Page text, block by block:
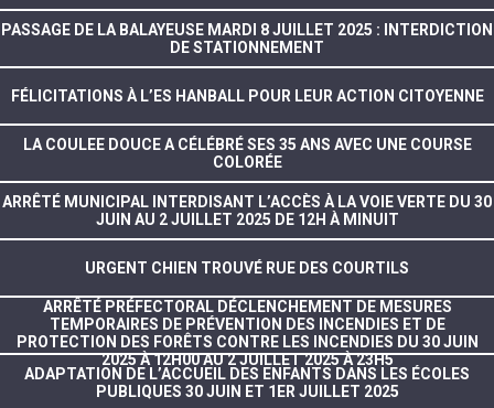
PASSAGE DE LA BALAYEUSE MARDI 8 JUILLET 2025 : INTERDICTION
DE STATIONNEMENT
FÉLICITATIONS À L’ES HANBALL POUR LEUR ACTION CITOYENNE
LA COULEE DOUCE A CÉLÉBRÉ SES 35 ANS AVEC UNE COURSE
COLORÉE
ARRÊTÉ MUNICIPAL INTERDISANT L’ACCÈS À LA VOIE VERTE DU 30
JUIN AU 2 JUILLET 2025 DE 12H À MINUIT
URGENT CHIEN TROUVÉ RUE DES COURTILS
ARRÊTÉ PRÉFECTORAL DÉCLENCHEMENT DE MESURES
TEMPORAIRES DE PRÉVENTION DES INCENDIES ET DE
PROTECTION DES FORÊTS CONTRE LES INCENDIES DU 30 JUIN
2025 À 12H00 AU 2 JUILLET 2025 À 23H5
ADAPTATION DE L’ACCUEIL DES ENFANTS DANS LES ÉCOLES
PUBLIQUES 30 JUIN ET 1ER JUILLET 2025